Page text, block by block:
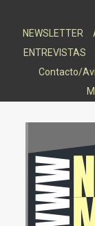
NEWSLETTER
ENTREVISTAS
Contacto/